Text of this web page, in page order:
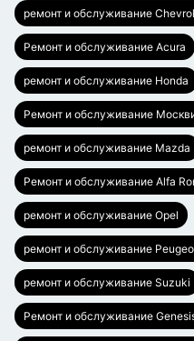
ремонт и обслуживание
Ремонт и обслуживание Acura
ремонт и обслуживание Honda
Ремонт и обслуживание
ремонт и обслуживание Mazda
Ремонт и обслуживание Alfa
ремонт и обслуживание Opel
ремонт и обслуживание
ремонт и обслуживание Suzuki
Ремонт и обслуживание